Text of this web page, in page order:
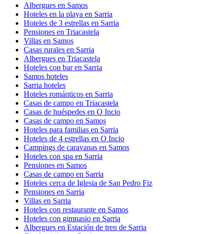
Albergues en Samos
Hoteles en la playa en Sarria
Hoteles de 3 estrellas en Sarria
Pensiones en Triacastela
Villas en Samos
Casas rurales en Sarria
Albergues en Triacastela
Hoteles con bar en Sarria
Samos hoteles
Sarria hoteles
Hoteles románticos en Sarria
Casas de campo en Triacastela
Casas de huéspedes en O Incio
Casas de campo en Samos
Hoteles para familias en Sarria
Hoteles de 4 estrellas en O Incio
Campings de caravanas en Samos
Hoteles con spa en Sarria
Pensiones en Samos
Casas de campo en Sarria
Hoteles cerca de Iglesia de San Pedro Fiz
Pensiones en Sarria
Villas en Sarria
Hoteles con restaurante en Samos
Hoteles con gimnasio en Sarria
Albergues en Estación de tren de Sarria